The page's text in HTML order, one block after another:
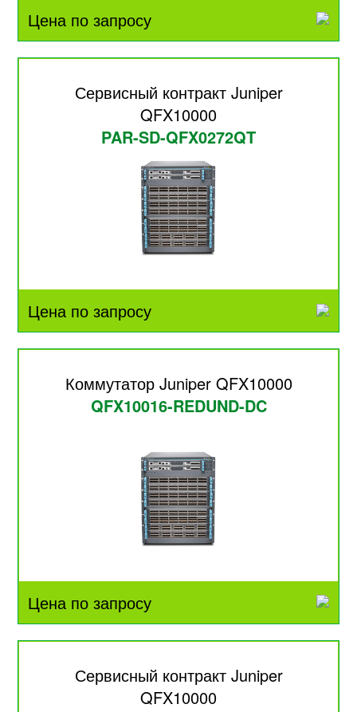
Цена по запросу
Сервисный контракт Juniper
QFX10000
PAR-SD-QFX0272QT
Цена по запросу
Коммутатор Juniper QFX10000
QFX10016-REDUND-DC
Цена по запросу
Сервисный контракт Juniper
QFX10000